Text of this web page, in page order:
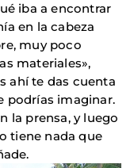
iba a encontrar
en la cabeza
muy poco
materiales»,
ahí te das cuenta
podrías imaginar.
la prensa, y luego
tiene nada que